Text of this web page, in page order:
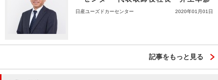
日産ユーズドカーセンター 2020年01月01日
記事をもっと見る